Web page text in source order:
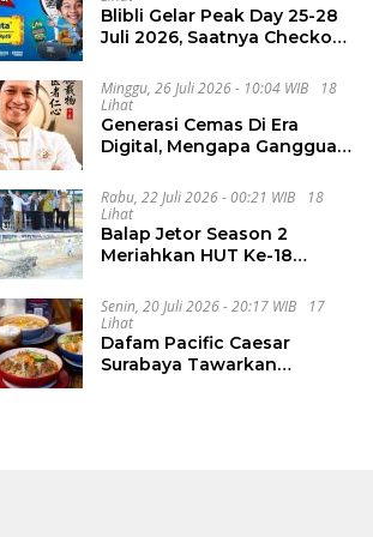
Blibli Gelar Peak Day 25-28
Juli 2026, Saatnya Checkout
Minggu, 26 Juli 2026 - 10:04 WIB
18
Lihat
Generasi Cemas Di Era
Digital, Mengapa Gangguan
Meningkat
Rabu, 22 Juli 2026 - 00:21 WIB
18
Lihat
Balap Jetor Season 2
Meriahkan HUT Ke-18
Generasi Muda Majukan
Pertanian
Senin, 20 Juli 2026 - 20:17 WIB
17
Lihat
Dafam Pacific Caesar
Surabaya Tawarkan